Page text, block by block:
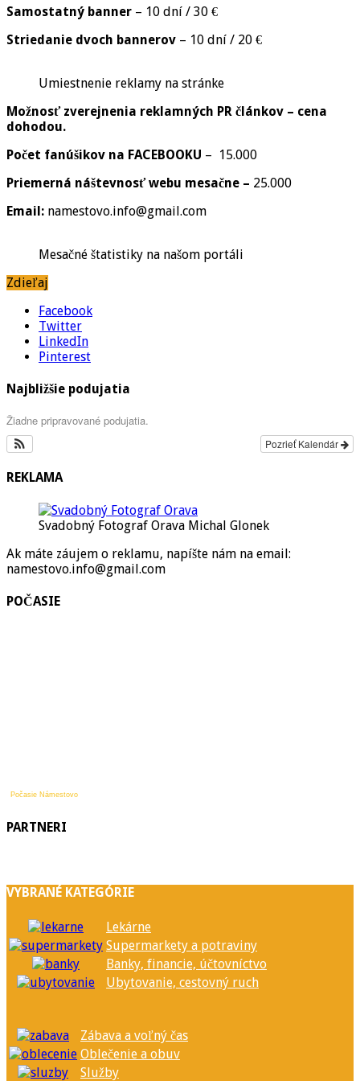
Samostatný banner – 10 dní / 30 €
Striedanie dvoch bannerov – 10 dní / 20 €
Umiestnenie reklamy na stránke
Možnosť zverejnenia reklamných PR článkov – cena
dohodou.
Počet fanúšikov na FACEBOOKU – 15.000
Priemerná náštevnosť webu mesačne – 25.000
Email: namestovo.info@gmail.com
Mesačné štatistiky na našom portáli
Zdieľaj
Facebook
Twitter
LinkedIn
Pinterest
Najbližšie podujatia
Žiadne pripravované podujatia.
Pozrieť Kalendár
REKLAMA
Svadobný Fotograf Orava Michal Glonek
Ak máte záujem o reklamu, napíšte nám na email:
namestovo.info@gmail.com
POČASIE
Počasie Námestovo
PARTNERI
VYBRANÉ KATEGÓRIE
Lekárne
Supermarkety a potraviny
Banky, financie, účtovníctvo
Ubytovanie, cestovný ruch
Zábava a voľný čas
Oblečenie a obuv
Služby